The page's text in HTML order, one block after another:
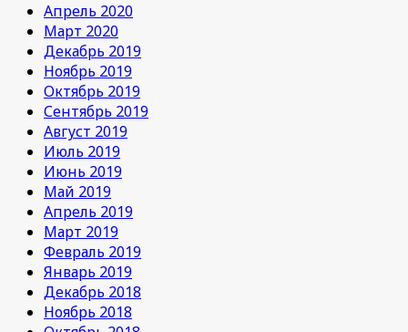
Апрель 2020
Март 2020
Декабрь 2019
Ноябрь 2019
Октябрь 2019
Сентябрь 2019
Август 2019
Июль 2019
Июнь 2019
Май 2019
Апрель 2019
Март 2019
Февраль 2019
Январь 2019
Декабрь 2018
Ноябрь 2018